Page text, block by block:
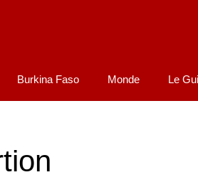
Burkina Faso Monde Le